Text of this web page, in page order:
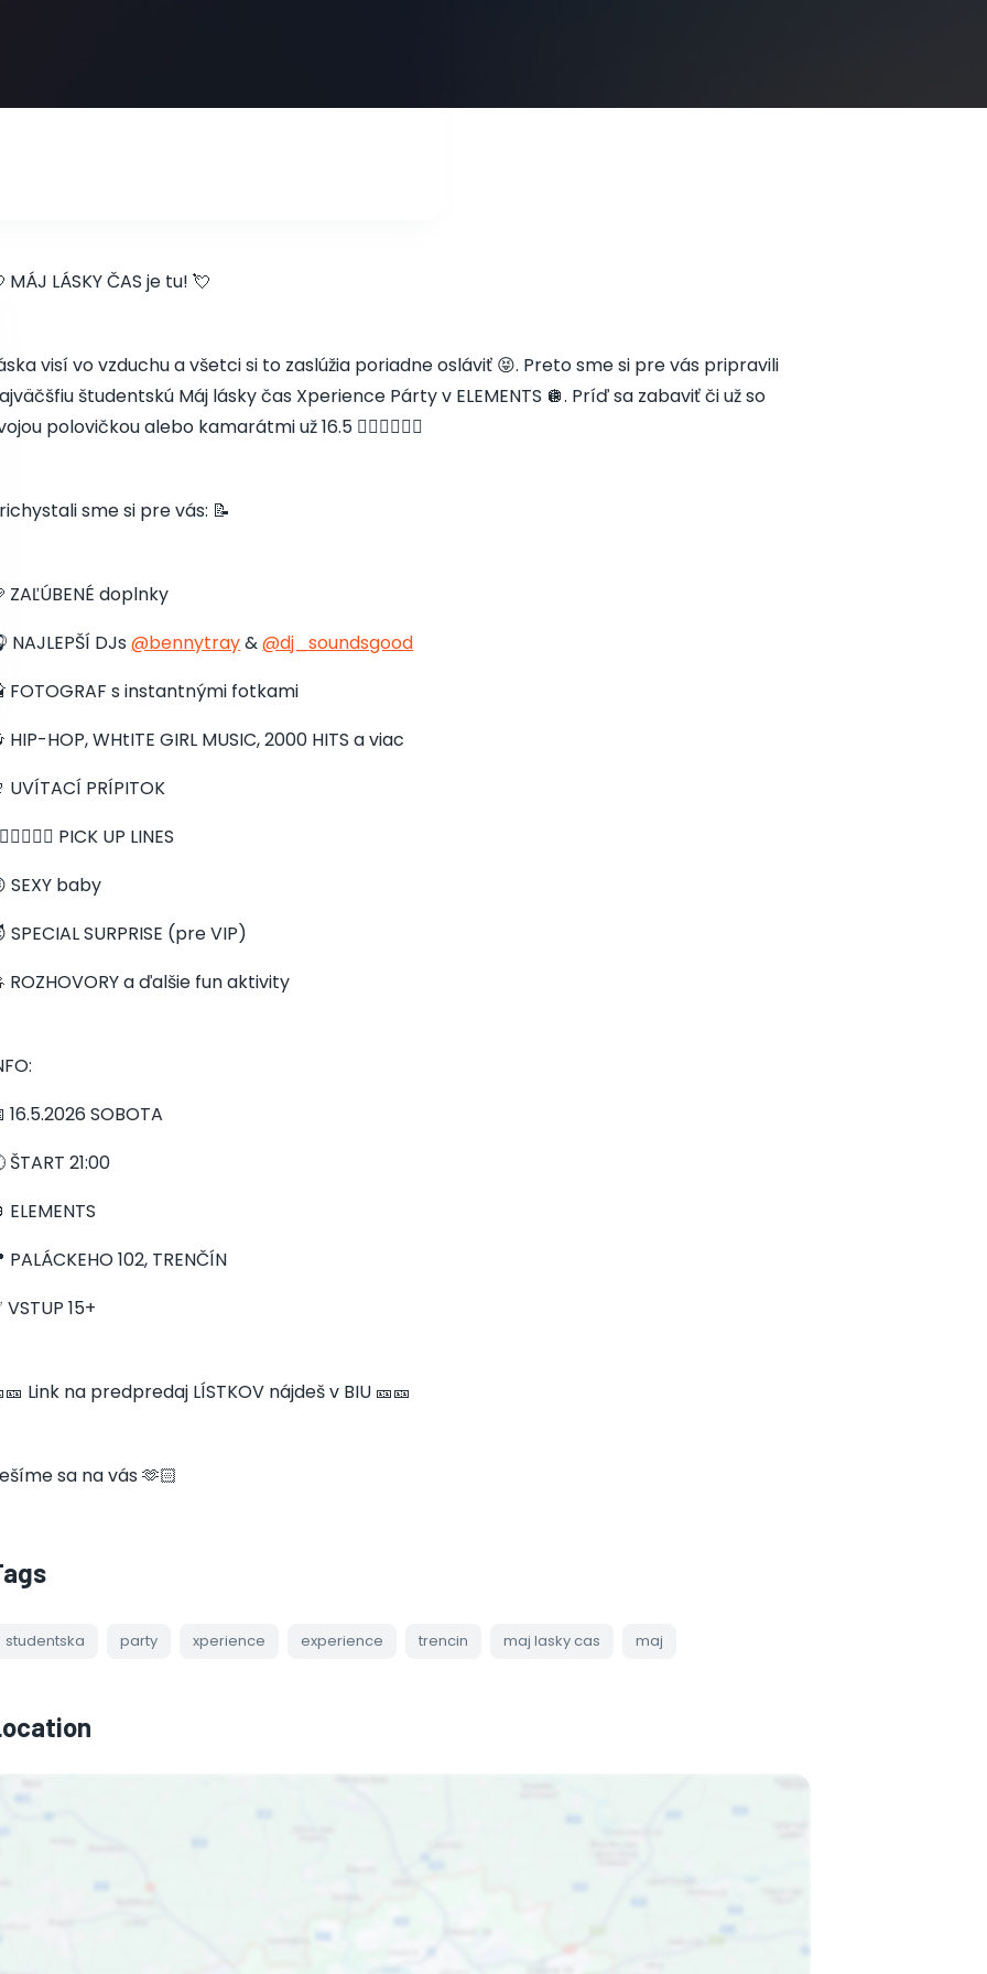
MÁJ LÁSKY ČAS je tu! 💘
visí vo vzduchu a všetci si to zaslúžia poriadne osláviť 😝. Preto sme si pre vás pripravili
študentskú Máj lásky čas Xperience Párty v ELEMENTS 🪩. Príď sa zabaviť či už so
polovičkou alebo kamarátmi už 16.5 👩🏼‍❤️‍💋‍👨🏻
sme si pre vás: 📝
ZAĽÚBENÉ doplnky
NAJLEPŠÍ DJs@bennytray&@dj_soundsgood
FOTOGRAF s instantnými fotkami
HIP-HOP, WHtITE GIRL MUSIC, 2000 HITS a viac
UVÍTACÍ PRÍPITOK
PICK UP LINES
SEXY baby
SPECIAL SURPRISE (pre VIP)
ROZHOVORY a ďalšie fun aktivity
16.5.2026 SOBOTA
ŠTART 21:00
ELEMENTS
PALÁCKEHO 102, TRENČÍN
VSTUP 15+
Link na predpredaj LÍSTKOV nájdeš v BIU 🎫🎫
sa na vás 🫶🏻
studentska party xperience experience trencin maj lasky cas maj